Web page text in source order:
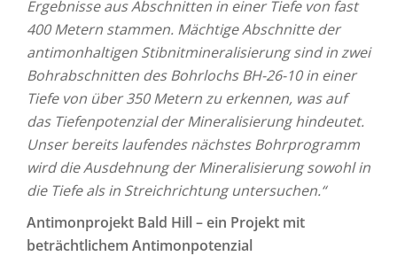
Ergebnisse aus Abschnitten in einer Tiefe von fast
400 Metern stammen. Mächtige Abschnitte der
antimonhaltigen Stibnitmineralisierung sind in zwei
Bohrabschnitten des Bohrlochs BH-26-10 in einer
Tiefe von über 350 Metern zu erkennen, was auf
das Tiefenpotenzial der Mineralisierung hindeutet.
Unser bereits laufendes nächstes Bohrprogramm
wird die Ausdehnung der Mineralisierung sowohl in
die Tiefe als in Streichrichtung untersuchen.“
Antimonprojekt Bald Hill – ein Projekt mit
beträchtlichem Antimonpotenzial